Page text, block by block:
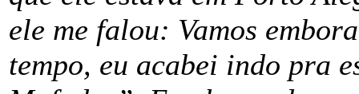
ele me falou: Vamos
tempo, eu acabei indo pra